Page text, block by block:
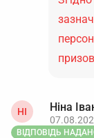
НІ Ніна
ВІДПОВІДЬ